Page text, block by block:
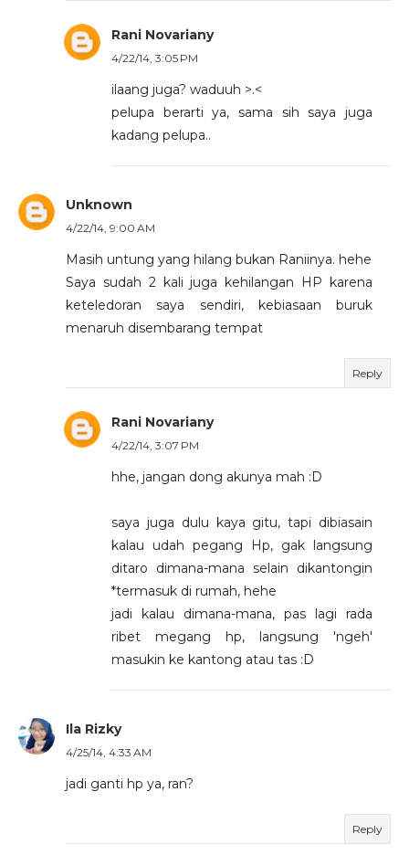
Rani Novariany
4/22/14, 3:05 PM
ilaang juga? waduuh >.<
pelupa berarti ya, sama sih saya juga
kadang pelupa..
Unknown
4/22/14, 9:00 AM
Masih untung yang hilang bukan Raniinya. hehe
Saya sudah 2 kali juga kehilangan HP karena
keteledoran saya sendiri, kebiasaan buruk
menaruh disembarang tempat
Reply
Rani Novariany
4/22/14, 3:07 PM
hhe, jangan dong akunya mah :D
saya juga dulu kaya gitu, tapi dibiasain
kalau udah pegang Hp, gak langsung
ditaro dimana-mana selain dikantongin
*termasuk di rumah, hehe
jadi kalau dimana-mana, pas lagi rada
ribet megang hp, langsung 'ngeh'
masukin ke kantong atau tas :D
Ila Rizky
4/25/14, 4:33 AM
jadi ganti hp ya, ran?
Reply